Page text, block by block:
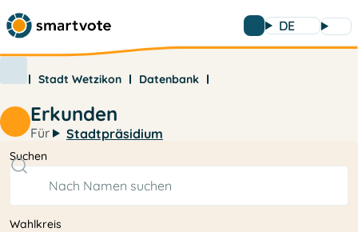
DE
Stadt Wetzikon Datenbank
Erkunden
Für Stadtpräsidium
Suchen
Wahlkreis